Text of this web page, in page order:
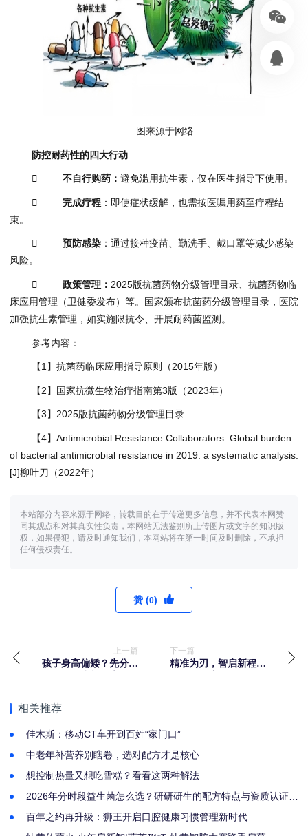
图来源于网络
防控耐药性的四大行动
 不自行购药： 避免滥用抗生素，仅在医生指导下使用。
 完成疗程 ：即使症状缓解，也需按医嘱用药至疗程结
束。
 预防感染 ：通过接种疫苗、勤洗手、戴口罩等减少感染
风险。
 政策管理 ： 2025版抗菌药物分级管理目录、抗菌药物临
床应用管理（卫健委发布）等。国家颁布抗菌药分级管理目录，医院
加强抗生素管理，如实施限抗令、开展耐药菌监测。
参考内容：
【1】抗菌药临床应用指导原则（2015年版）
【2】国家抗微生物治疗指南第3版（2023年）
【3】2025版抗菌药物分级管理目录
【4】Antimicrobial Resistance Collaborators. Global burden
of bacterial antimicrobial resistance in 2019: a systematic analysis.
[J]柳叶刀（2022年）
本站部分内容来源于网络，转载目的在于传递更多信息，并不代表本网赞
同其观点和对其真实性负责，本网站无法鉴别所上传图片或文字的知识版
权，如果侵犯，请及时通知我们，本网站将在第一时间及时删除，不承担
任何侵权责任。
赞 (0)
上一篇
孩子身高偏矮？先分清
下一篇
精准为刃，智启新程︱
相关推荐
佳木斯：移动CT车开到百姓“家门口”
中老年补营养别瞎卷，选对配方才是核心
想控制热量又想吃雪糕？看看这两种解法
2026年分时段益生菌怎么选？研研研生的配方特点与资质认证解
百年之约再升级：狮王开启口腔健康习惯管理新时代